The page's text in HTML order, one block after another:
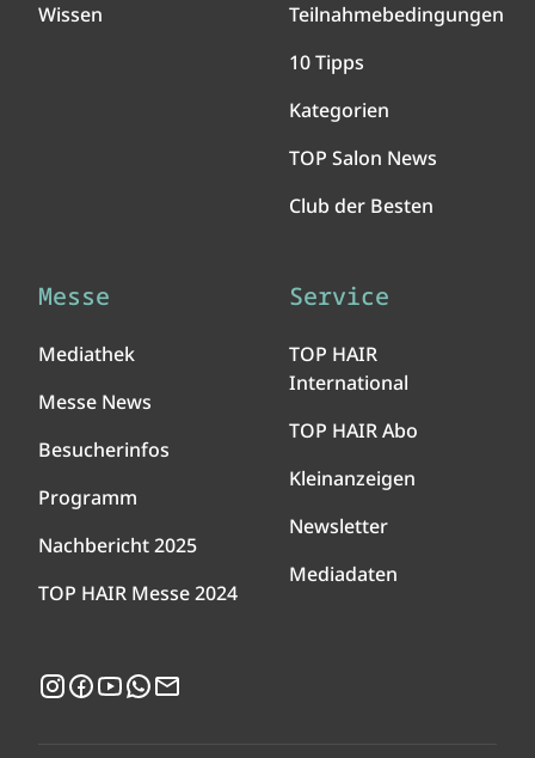
Wissen
Teilnahmebedingungen
10 Tipps
Kategorien
TOP Salon News
Club der Besten
Messe
Mediathek
Messe News
Besucherinfos
Programm
Nachbericht 2025
TOP HAIR Messe 2024
Service
TOP HAIR
International
TOP HAIR Abo
Kleinanzeigen
Newsletter
Mediadaten
Instagram
Facebook
YouTubeWhatsApp